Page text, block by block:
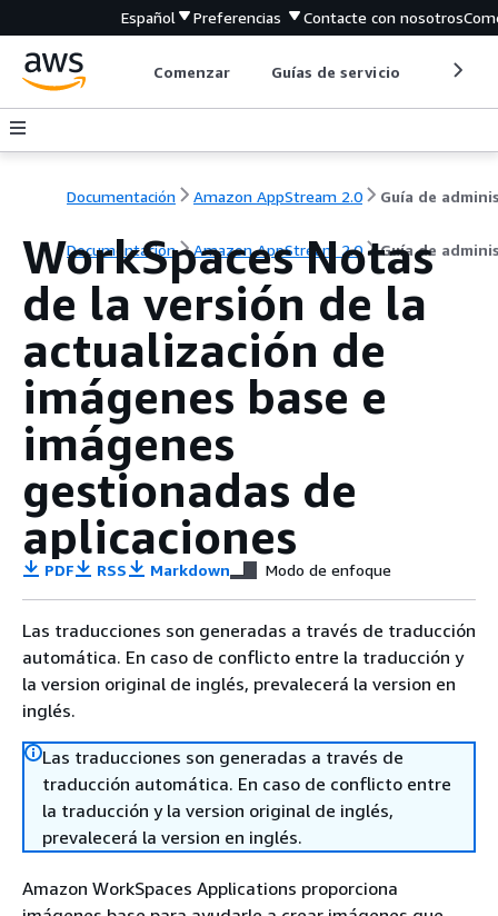
Español Preferencias Contacte con nosotros
Comenzar Guías de servicio
Documentación Amazon AppStream 2.0
Documentación Amazon AppStream 2.0 Guía de
WorkSpaces Notas
de la versión de la
actualización de
imágenes base e
imágenes
gestionadas de
aplicaciones
PDF RSS Markdown Modo de enfoque
Las traducciones son generadas a través de traducción
automática. En caso de conflicto entre la traducción y
la version original de inglés, prevalecerá la version en
inglés.
Las traducciones son generadas a través de
traducción automática. En caso de conflicto entre
la traducción y la version original de inglés,
prevalecerá la version en inglés.
Amazon WorkSpaces Applications proporciona